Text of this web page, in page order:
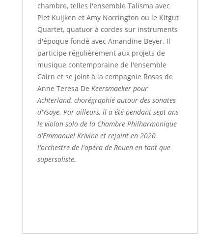
chambre, telles l'ensemble Talisma avec
Piet Kuijken et Amy Norrington ou le Kitgut
Quartet, quatuor à cordes sur instruments
d'époque fondé avec Amandine Beyer. Il
participe régulièrement aux projets de
musique contemporaine de l'ensemble
Cairn et se joint à la compagnie Rosas de
Anne Teresa De Keersmaeker pour
Achterland, chorégraphié autour des sonates
d'Ysaye. Par ailleurs, il a été pendant sept ans
le violon solo de la Chambre Philharmonique
d'Emmanuel Krivine et rejoint en 2020
l'orchestre de l'opéra de Rouen en tant que
supersoliste.